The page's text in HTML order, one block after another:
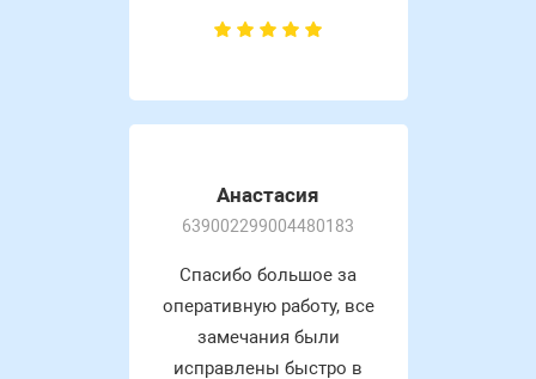
Анастасия
639002299004480183
Спасибо большое за
оперативную работу, все
замечания были
исправлены быстро в